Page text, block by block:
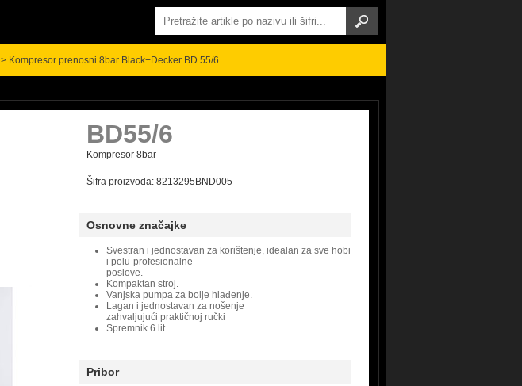
> Kompresor prenosni 8bar Black+Decker BD 55/6
BD55/6
Kompresor 8bar
Šifra proizvoda: 8213295BND005
Osnovne značajke
Svestran i jednostavan za korištenje, idealan za sve hobi
i polu-profesionalne
poslove.
Kompaktan stroj.
Vanjska pumpa za bolje hlađenje.
Lagan i jednostavan za nošenje
zahvaljujući praktičnoj ručki
Spremnik 6 lit
Pribor